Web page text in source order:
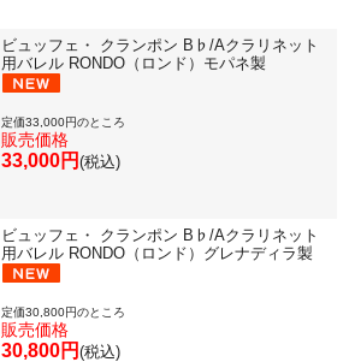
ビュッフェ・ クランポン B♭/Aクラリネット
用バレル RONDO（ロンド）モパネ製
定価33,000円のところ
販売価格
33,000円 (税込)
ビュッフェ・ クランポン B♭/Aクラリネット
用バレル RONDO（ロンド）グレナディラ製
定価30,800円のところ
販売価格
30,800円 (税込)